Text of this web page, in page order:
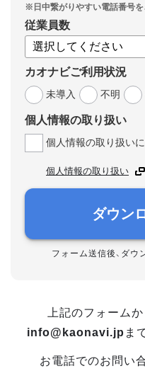
従業員数
カオナビご利用状況
未導入
不明
個人情報の取り扱い
個人情報の取り扱い
個人情報の取り扱い
ダウン
フォーム送信後、ダウ
上記のフォーム
info@kaonavi.jp ま
お電話でのお問い